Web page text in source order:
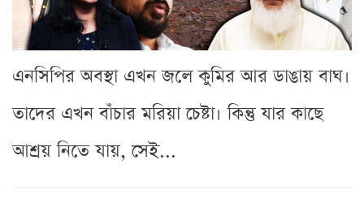
এনসিপির অবস্থা এখন জলে কুমির আর ডাঙায় বাঘ।
তাদের এখন বাঁচার মরিয়া চেষ্টা। কিন্তু যার কাছে
আশ্রয় নিতে যায়, সেই...